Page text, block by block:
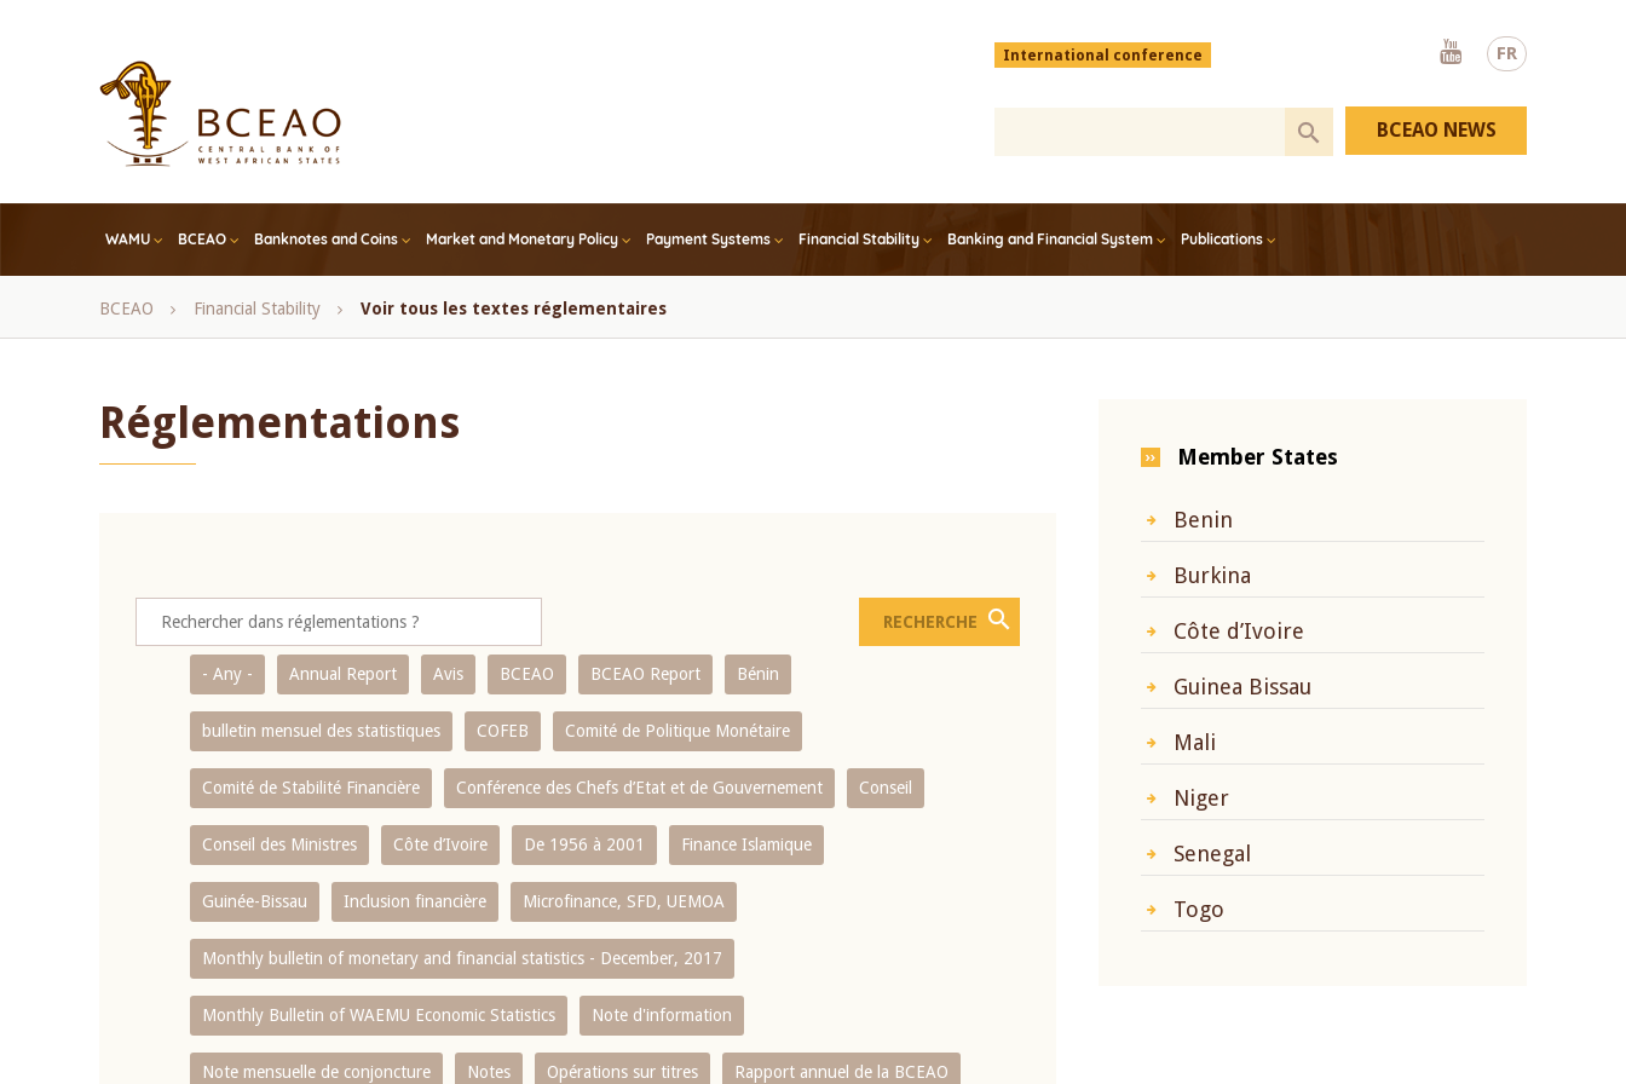
FR
Menu
top
International conference
Youtube
WAMU BCEAO Banknotes and Coins Market and Monetary Policy Payment Systems Financial Stability Banking and Financial System Publications
BCEAO NEWS
Breadcrumb
BCEAO Financial Stability Voir tous les textes réglementaires
Réglementations
- Any - Annual Report Avis BCEAO BCEAO Report Bénin
bulletin mensuel des statistiques COFEB Comité de Politique Monétaire
Comité de Stabilité Financière Conférence des Chefs d’Etat et de Gouvernement Conseil
Conseil des Ministres Côte d’Ivoire De 1956 à 2001 Finance Islamique
Guinée-Bissau Inclusion financière Microfinance, SFD, UEMOA
Monthly bulletin of monetary and financial statistics - December, 2017
Monthly Bulletin of WAEMU Economic Statistics Note d'information
Note mensuelle de conjoncture Notes Opérations sur titres Rapport annuel de la BCEAO
Member States
Benin
Burkina
Côte d’Ivoire
Guinea Bissau
Mali
Niger
Senegal
Togo